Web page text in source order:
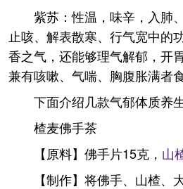
紫苏：性温，味辛，入肺
止咳、解表散寒、行气宽中的
香之气，还能够理气解郁，开
兼有咳嗽、气喘、胸腹胀满者食
下面介绍几款气郁体质养生
楂麦佛手茶
【原料】佛手片15克， 山
【制作】将佛手、山楂、